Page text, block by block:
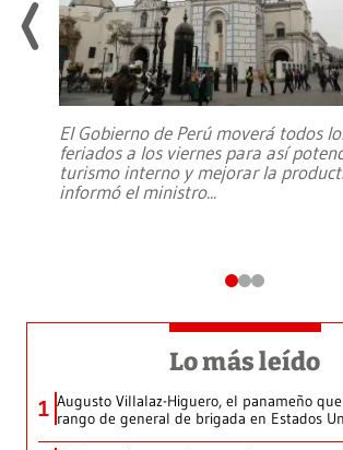
El Gobierno de Perú moverá todos
feriados a los viernes para así
turismo interno y mejorar la
informó el ministro...
Lo más leído
1 Augusto Villalaz-Higuero, el panameño
rango de general de brigada en Estados